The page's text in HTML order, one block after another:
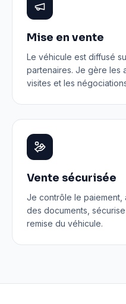
Mise en vente
Le véhicule est diffusé
partenaires. Je gère les
visites et les
Vente sécurisée
Je contrôle le paiement,
des documents,
remise du véhicule.